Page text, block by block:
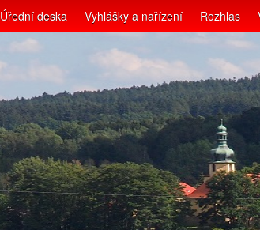
Úřední deska Vyhlášky a nařízení Rozhlas